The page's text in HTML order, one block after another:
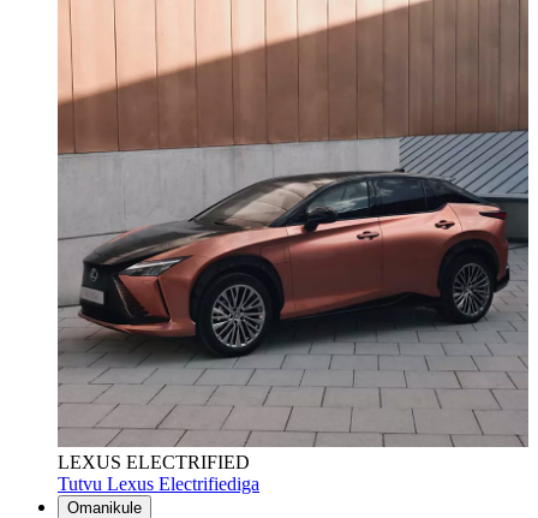
LEXUS ELECTRIFIED
Tutvu Lexus Electrifiediga
Omanikule